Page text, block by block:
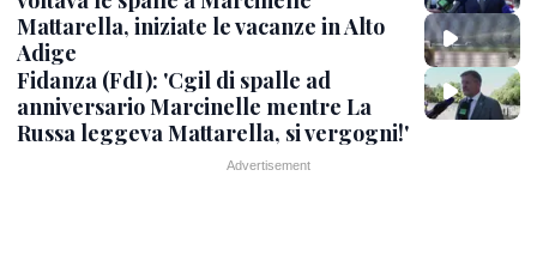
Mattarella, iniziate le vacanze in Alto
Adige
Fidanza (FdI): 'Cgil di spalle ad
anniversario Marcinelle mentre La
Russa leggeva Mattarella, si vergogni!'